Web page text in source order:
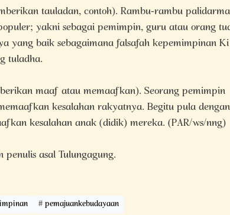
tauladan, contoh). Rambu-rambu palidarma
yakni sebagai pemimpin, guru atau orang
yang baik sebagaimana falsafah kepemimpinan Ki
tuladha.
maaf atau memaafkan). Seorang pemimpin
kesalahan rakyatnya. Begitu pula dengan
kesalahan anak (didik) mereka. (PAR/ws/nng)
asal Tulungagung.
pemajuankebudayaan